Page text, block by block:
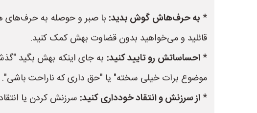
* به حرف‌هاش گوش بدید: با صبر و حوصله به
قائلید و می‌خواهید بدون قضاوت بهش کمک کنید.
*احساساتش رو تایید کنید: به جای اینکه بهش بگید
موضوع برات خیلی سخته" یا "حق داری که ناراحت باشی".
*از سرزنش و انتقاد خودداری کنید: سرزنش کردن یا